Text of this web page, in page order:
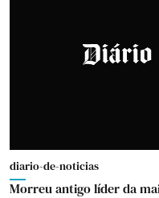
diario-de-noticias
Morreu antigo líder da